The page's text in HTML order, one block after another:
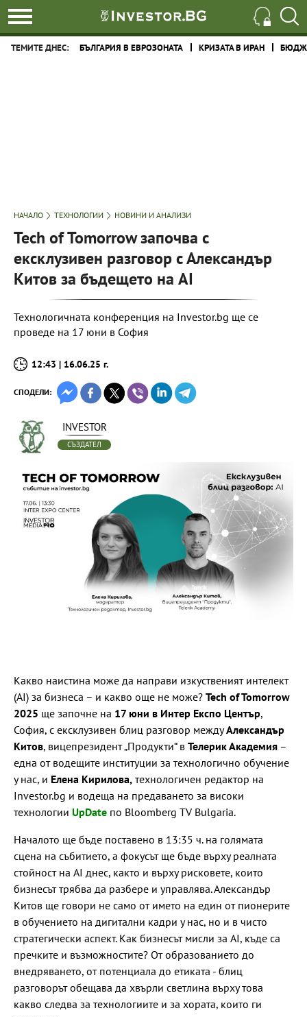
ТЕМИТЕ ДНЕС: БЪЛГАРИЯ В ЕВРОЗОНАТА КРИЗАТА В ИРАН
НАЧАЛО ТЕХНОЛОГИИ НОВИНИ И АНАЛИЗИ
Tech of Tomorrow започва с
ексклузивен разговор с Александър
Китов за бъдещето на AI
Технологичната конференция на Investor.bg ще се
проведе на 17 юни в София
12:43 | 16.06.25 г.
СПОДЕЛИ:
INVESTOR
СЪЗДАТЕЛ
Какво наистина може да направи изкуственият интелект
(AI) за бизнеса – и какво още не може? Tech of Tomorrow
2025 ще започне на 17 юни в Интер Експо Център,
София, с ексклузивен блиц разговор междуАлександър
Китов, вицепрезидент „Продукти“ в Телерик Академия –
една от водещите институции за технологично обучение
у нас, и Елена Кирилова, технологичен редактор на
Investor.bg и водеща на предаването за високи
технологии UpDate по Bloomberg TV Bulgaria.
Началото ще бъде поставено в 13:35 ч. на голямата
сцена на събитието, а фокусът ще бъде върху реалната
стойност на AI днес, както и върху рисковете, които
бизнесът трябва да разбере и управлява. Александър
Китов ще говори не само от името на един от пионерите
в обучението на дигитални кадри у нас, но и в чисто
стратегически аспект. Как бизнесът мисли за AI, къде са
пречките и възможностите? От образованието до
внедряването, от потенциала до етиката - блиц
разговорът обещава да хвърли светлина върху това
какво следва за технологиите и за хората, които ги